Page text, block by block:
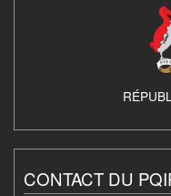
CONTACT DU